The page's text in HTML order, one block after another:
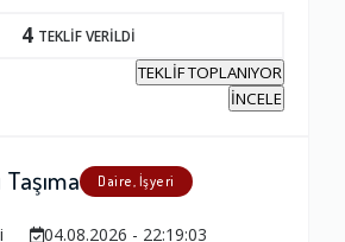
4 TEKLİF VERİLDİ
TEKLİF TOPLANIYOR
İNCELE
Daire, İşyeri
04.08.2026 - 22:19:03
Firma Çalışanları
1.0